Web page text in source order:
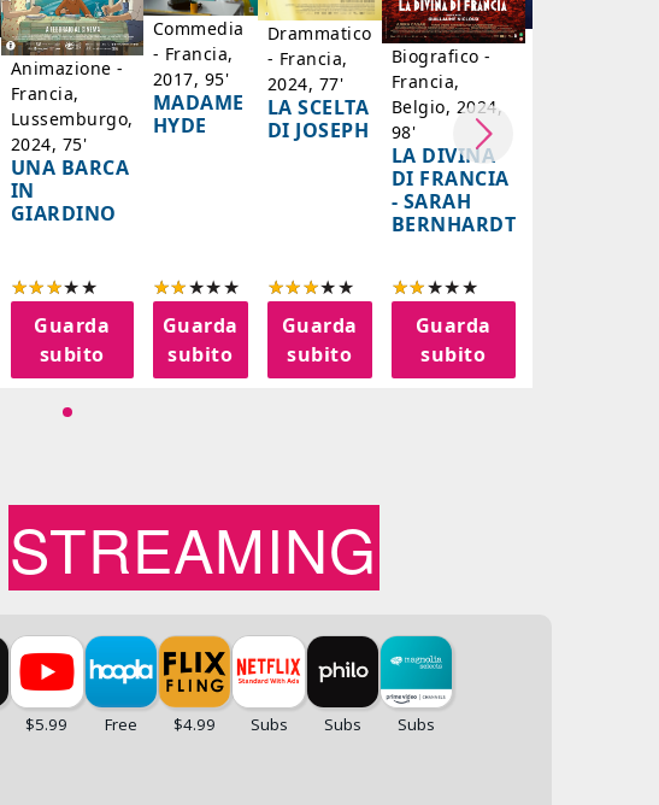
Animazione -
Francia,
Lussemburgo,
2024, 75'
UNA BARCA
IN
GIARDINO
Guarda
subito
Commedia
- Francia,
2017, 95'
MADAME
HYDE
Guarda
subito
Drammatico
- Francia,
2024, 77'
LA SCELTA
DI JOSEPH
Guarda
subito
Biografico -
Francia,
Belgio, 2024,
98'
LA DIVINA
DI FRANCIA
- SARAH
BERNHARDT
Guarda
subito
STREAMING